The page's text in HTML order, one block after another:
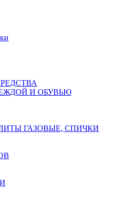
И ОБУВЬЮ
ГАЗОВЫЕ, СПИЧКИ